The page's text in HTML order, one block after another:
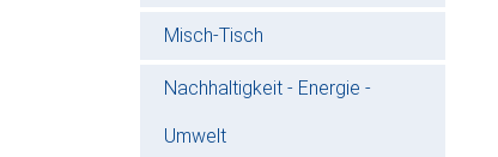
Misch-Tisch
Nachhaltigkeit - Energie -
Umwelt